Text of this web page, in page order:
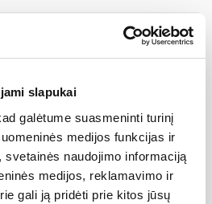
slapukai
galėtume suasmeninti turinį
medijos funkcijas ir
svetainės naudojimo informaciją
medijos, reklamavimo ir
gali ją pridėti prie kitos jūsų
900 EUR
radiodažniu 1100 EUR
pertvaros korekcija 3800 EUR